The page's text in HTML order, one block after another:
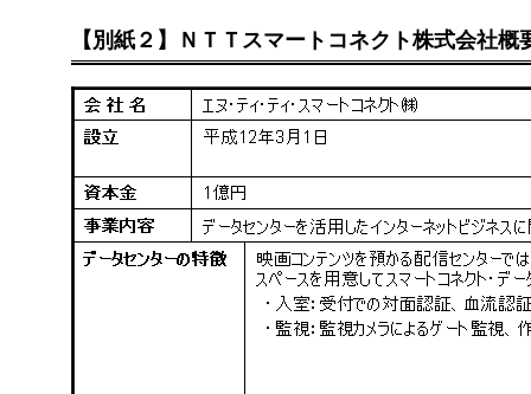
【別紙２】ＮＴＴスマートコネクト株式会社概